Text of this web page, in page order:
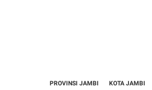
PROVINSI JAMBI KOTA JAMBI